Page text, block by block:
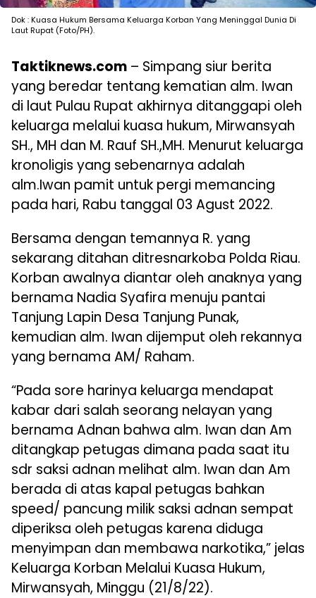
Dok : Kuasa Hukum Bersama Keluarga Korban Yang Meninggal Dunia Di
Laut Rupat (Foto/PH).
Taktiknews.com – Simpang siur berita
yang beredar tentang kematian alm. Iwan
di laut Pulau Rupat akhirnya ditanggapi oleh
keluarga melalui kuasa hukum, Mirwansyah
SH., MH dan M. Rauf SH.,MH. Menurut keluarga
kronoligis yang sebenarnya adalah
alm.Iwan pamit untuk pergi memancing
pada hari, Rabu tanggal 03 Agust 2022.
Bersama dengan temannya R. yang
sekarang ditahan ditresnarkoba Polda Riau.
Korban awalnya diantar oleh anaknya yang
bernama Nadia Syafira menuju pantai
Tanjung Lapin Desa Tanjung Punak,
kemudian alm. Iwan dijemput oleh rekannya
yang bernama AM/ Raham.
“Pada sore harinya keluarga mendapat
kabar dari salah seorang nelayan yang
bernama Adnan bahwa alm. Iwan dan Am
ditangkap petugas dimana pada saat itu
sdr saksi adnan melihat alm. Iwan dan Am
berada di atas kapal petugas bahkan
speed/ pancung milik saksi adnan sempat
diperiksa oleh petugas karena diduga
menyimpan dan membawa narkotika,” jelas
Keluarga Korban Melalui Kuasa Hukum,
Mirwansyah, Minggu (21/8/22).